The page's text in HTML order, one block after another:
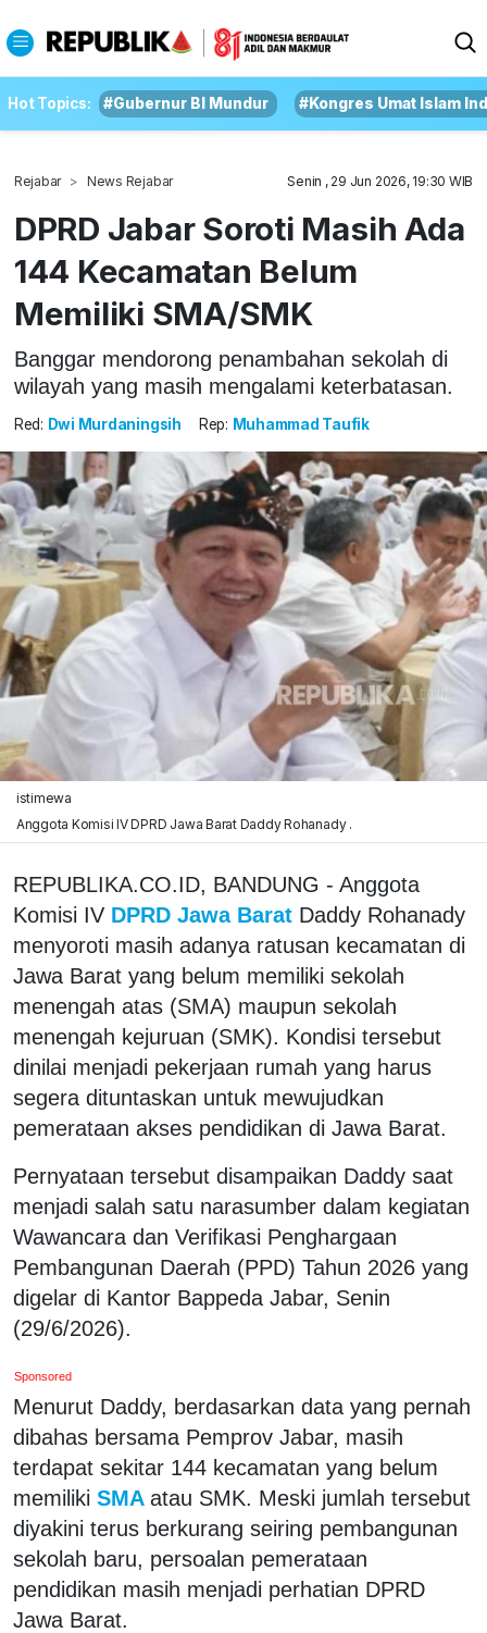
Hot Topics: #Gubernur BI Mundur #Kongres Umat Islam
Rejabar News Rejabar Senin , 29 Jun 2026, 19:30 WIB
DPRD Jabar Soroti Masih Ada
144 Kecamatan Belum
Memiliki SMA/SMK
Banggar mendorong penambahan sekolah di
wilayah yang masih mengalami keterbatasan.
Red: Dwi Murdaningsih Rep: Muhammad Taufik
istimewa
Anggota Komisi IV DPRD Jawa Barat Daddy Rohanady .
REPUBLIKA.CO.ID, BANDUNG - Anggota
Komisi IV DPRD Jawa Barat Daddy Rohanady
menyoroti masih adanya ratusan kecamatan di
Jawa Barat yang belum memiliki sekolah
menengah atas (SMA) maupun sekolah
menengah kejuruan (SMK). Kondisi tersebut
dinilai menjadi pekerjaan rumah yang harus
segera dituntaskan untuk mewujudkan
pemerataan akses pendidikan di Jawa Barat.
Pernyataan tersebut disampaikan Daddy saat
menjadi salah satu narasumber dalam kegiatan
Wawancara dan Verifikasi Penghargaan
Pembangunan Daerah (PPD) Tahun 2026 yang
digelar di Kantor Bappeda Jabar, Senin
(29/6/2026).
Sponsored
Menurut Daddy, berdasarkan data yang pernah
dibahas bersama Pemprov Jabar, masih
terdapat sekitar 144 kecamatan yang belum
memiliki SMA atau SMK. Meski jumlah tersebut
diyakini terus berkurang seiring pembangunan
sekolah baru, persoalan pemerataan
pendidikan masih menjadi perhatian DPRD
Jawa Barat.